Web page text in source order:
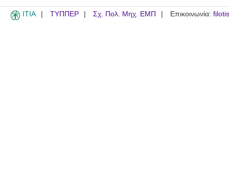
ITIA ΤΥΠΠΕΡ Σχ. Πολ. Μηχ. ΕΜΠ Επικοινωνία: